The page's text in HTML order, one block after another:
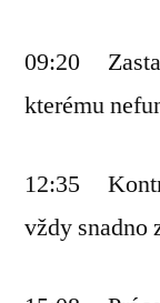
09:20
kterému
12:35
vždy snadno